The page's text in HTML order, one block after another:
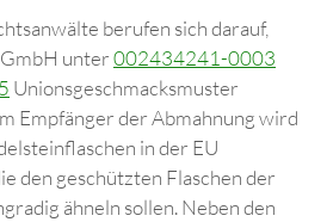
berufen sich darauf,
unter002434241-0003
Unionsgeschmacksmuster
Empfänger der Abmahnung wird
in der EU
den geschützten Flaschen der
ähneln sollen. Neben den